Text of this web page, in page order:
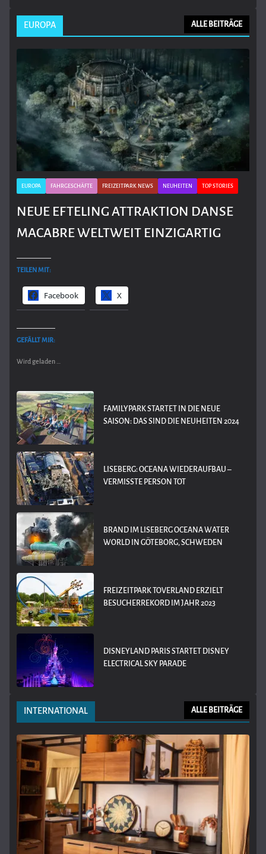
EUROPA ALLE BEITRÄGE
EUROPA FAHRGESCHÄFTE FREIZEITPARK NEWS NEUHEITEN TOP STORIES
NEUE EFTELING ATTRAKTION DANSE
MACABRE WELTWEIT EINZIGARTIG
TEILEN MIT:
Facebook X
GEFÄLLT MIR:
Wird geladen …
FAMILYPARK STARTET IN DIE NEUE
SAISON: DAS SIND DIE NEUHEITEN 2024
LISEBERG: OCEANA WIEDERAUFBAU –
VERMISSTE PERSON TOT
BRAND IM LISEBERG OCEANA WATER
WORLD IN GÖTEBORG, SCHWEDEN
FREIZEITPARK TOVERLAND ERZIELT
BESUCHERREKORD IM JAHR 2023
DISNEYLAND PARIS STARTET DISNEY
ELECTRICAL SKY PARADE
INTERNATIONAL ALLE BEITRÄGE